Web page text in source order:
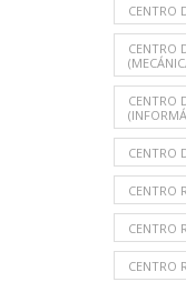
CENTRO
CENTRO
CENTRO
CENTRO
CENTRO
CENTRO
CENTRO